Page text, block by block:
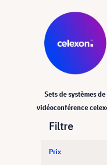
Sets de systèmes de
vidéoconférence
Filtre
Prix